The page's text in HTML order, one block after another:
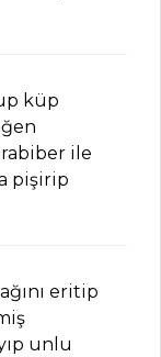
küp
ile
pişirip
eritip
unlu